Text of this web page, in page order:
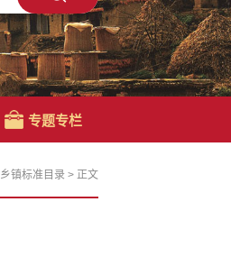
专题专栏
乡镇标准目录 > 正文